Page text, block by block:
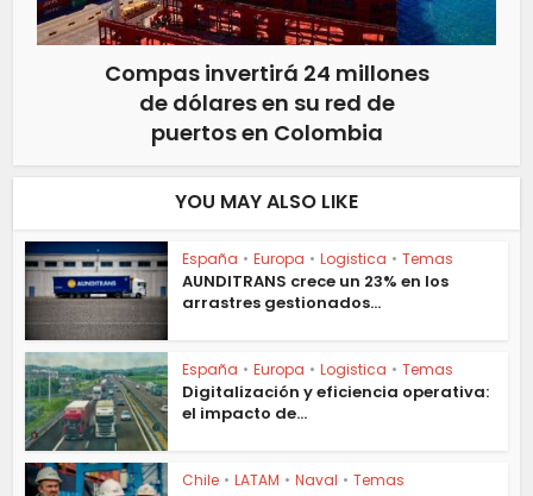
Compas invertirá 24 millones
de dólares en su red de
puertos en Colombia
YOU MAY ALSO LIKE
España • Europa • Logistica • Temas
AUNDITRANS crece un 23% en los
arrastres gestionados...
España • Europa • Logistica • Temas
Digitalización y eficiencia operativa:
el impacto de...
Chile • LATAM • Naval • Temas